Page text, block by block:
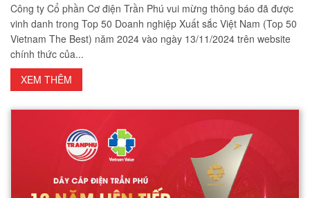
Công ty Cổ phần Cơ điện Trần Phú vui mừng thông báo đã được
vinh danh trong Top 50 Doanh nghiệp Xuất sắc Việt Nam (Top 50
Vietnam The Best) năm 2024 vào ngày 13/11/2024 trên website
chính thức của...
XEM THÊM